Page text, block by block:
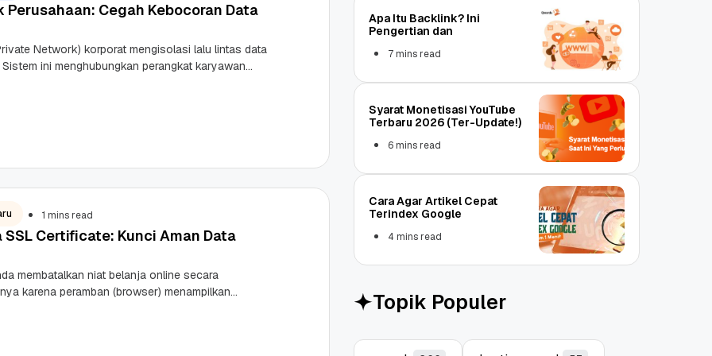
Object Storage untuk
Perusahaan: Cegah Kebocoran Data
Network) korporat mengisolasi lalu lintas data
ini menghubungkan perangkat karyawan
1 mins read
SSL Certificate: Kunci Aman Data
membatalkan niat belanja online secara
karena peramban (browser) menampilkan
konsumen modern,
Apa Itu Backlink? Ini
Pengertian dan
7 mins read
Syarat Monetisasi YouTube
Terbaru 2026 (Ter-Update!)
6 mins read
Cara Agar Artikel Cepat
Terindex Google
4 mins read
Topik Populer